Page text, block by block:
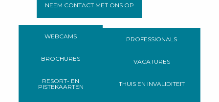
NEEM CONTACT MET ONS OP
WEBCAMS
BROCHURES
RESORT- EN
PISTEKAARTEN
PROFESSIONALS
VACATURES
THUIS EN INVALIDITEIT